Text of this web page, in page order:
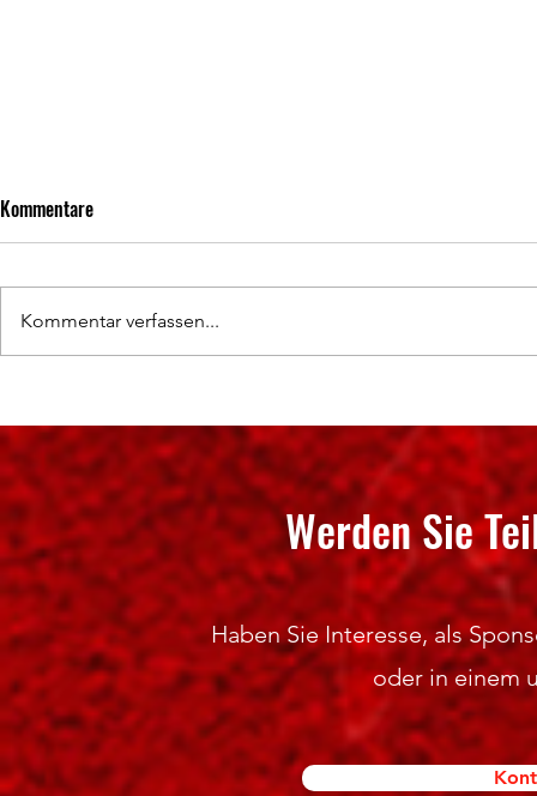
spannende Titelentscheidungen
SV Neudorf
Kommentare
Kommentar verfassen...
Werden Sie
Haben Sie Interesse, als
oder in einem